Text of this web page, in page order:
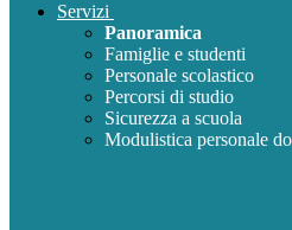
Servizi
Panoramica
Famiglie e studenti
Personale scolastico
Percorsi di studio
Sicurezza a scuola
Modulistica personale